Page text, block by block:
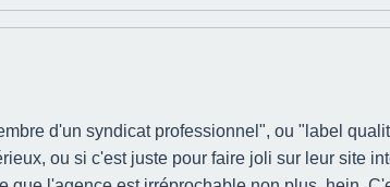
d'un syndicat professionnel", ou "label
ou si c'est juste pour faire joli sur leur site